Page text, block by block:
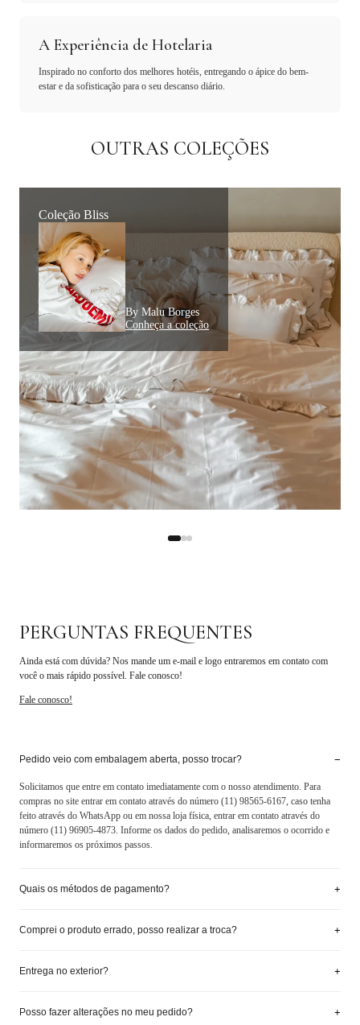
A Experiência de Hotelaria
Inspirado no conforto dos melhores hotéis, entregando o ápice do bem-
estar e da sofisticação para o seu descanso diário.
OUTRAS COLEÇÕES
Coleção Bliss
By Malu Borges
Conheça a coleção
PERGUNTAS FREQUENTES
Ainda está com dúvida? Nos mande um e-mail e logo entraremos em contato com
você o mais rápido possível. Fale conosco!
Fale conosco!
Pedido veio com embalagem aberta, posso trocar? −
Solicitamos que entre em contato imediatamente com o nosso atendimento. Para
compras no site entrar em contato através do número (11) 98565-6167, caso tenha
feito através do WhatsApp ou em nossa loja física, entrar em contato através do
número (11) 96905-4873. Informe os dados do pedido, analisaremos o ocorrido e
informaremos os próximos passos.
Quais os métodos de pagamento? +
Comprei o produto errado, posso realizar a troca? +
Entrega no exterior? +
Posso fazer alterações no meu pedido? +